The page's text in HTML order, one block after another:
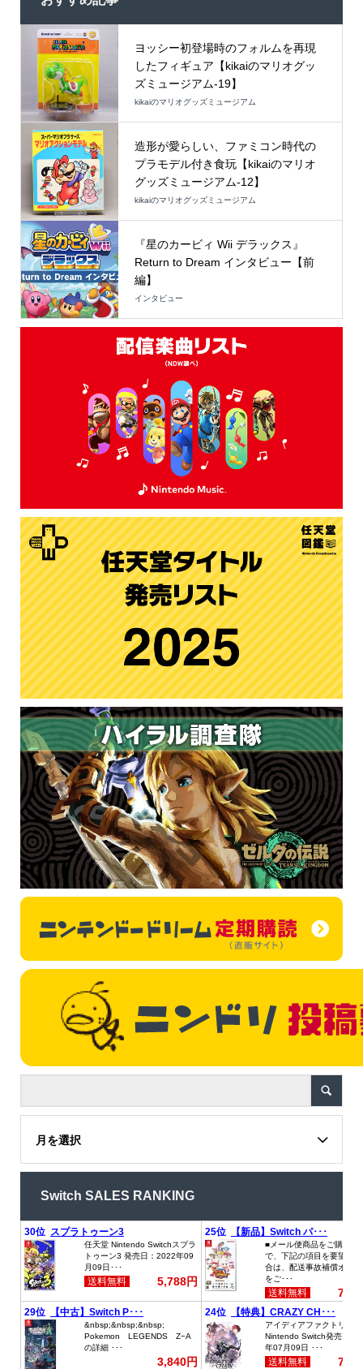
ヨッシー初登場時のフォルムを再現
したフィギュア【kikaiのマリオグッ
ズミュージアム-19】
kikaiのマリオグッズミュージアム
造形が愛らしい、ファミコン時代の
プラモデル付き食玩【kikaiのマリオ
グッズミュージアム-12】
kikaiのマリオグッズミュージアム
『星のカービィ Wii デラックス』
Return to Dream インタビュー【前
編】
インタビュー
月を選択
Switch SALES RANKING